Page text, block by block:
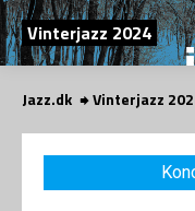
Vinterjazz 2024
Jazz.dk Vinterjazz